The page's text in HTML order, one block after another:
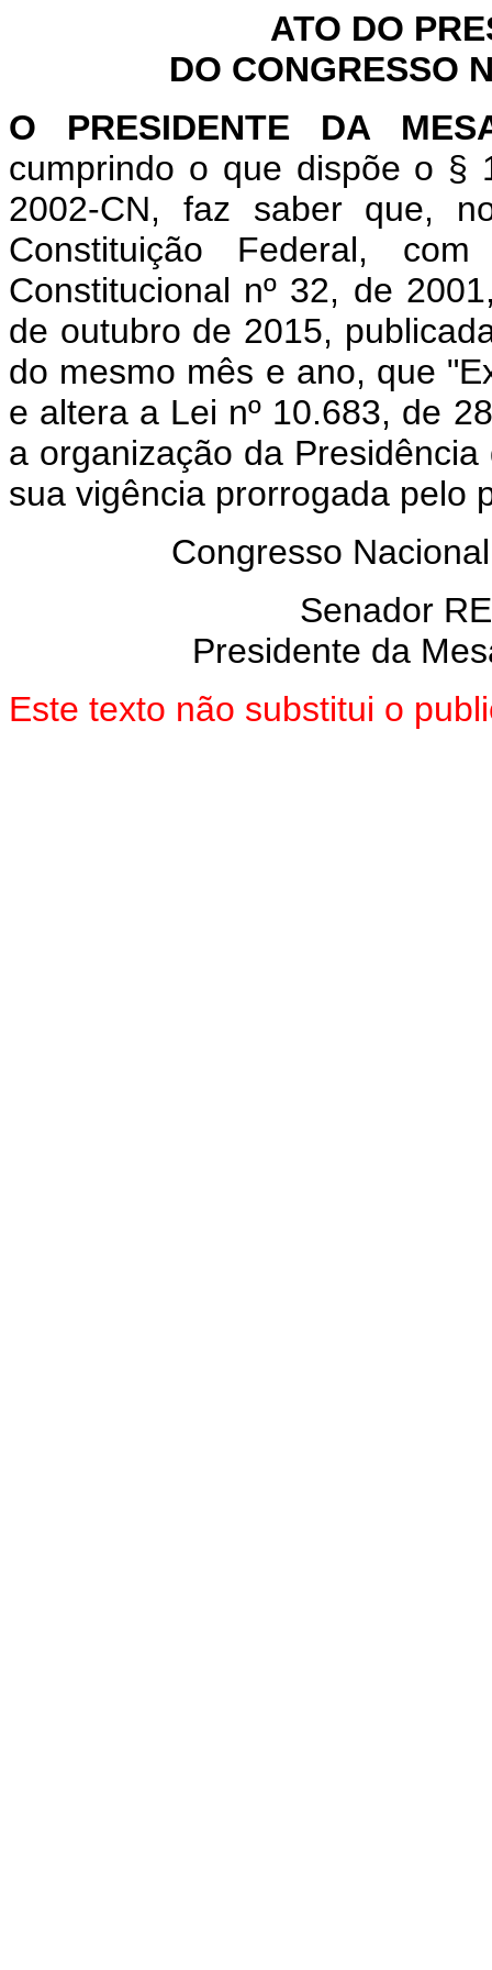
ATO DO
DO CONGRESSO
O PRESIDENTE DA
cumprindo o que dispõe o §
2002-CN, faz saber que,
Constituição Federal,
Constitucional nº 32, de
de outubro de 2015,
do mesmo mês e ano, que
e altera a Lei nº 10.683, de
a organização da
sua vigência prorrogada pelo
Congresso
Senador
Presidente da
Este texto não substitui o